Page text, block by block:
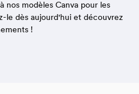
nos modèles Canva pour les
le dès aujourd'hui et découvrez
!